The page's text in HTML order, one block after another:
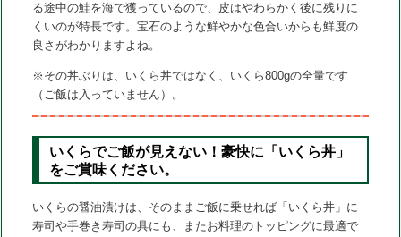
る途中の鮭を海で獲っているので、皮はやわらかく後に残りに
くいのが特長です。宝石のような鮮やかな色合いからも鮮度の
良さがわかりますよね。
※その丼ぶりは、いくら丼ではなく、いくら800gの全量です
（ご飯は入っていません）。
いくらでご飯が見えない！豪快に「いくら丼」
をご賞味ください。
いくらの醤油漬けは、そのままご飯に乗せれば「いくら丼」に
寿司や手巻き寿司の具にも、またお料理のトッピングに最適で